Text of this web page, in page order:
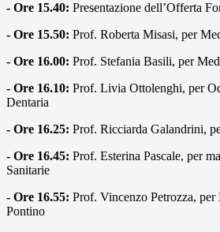
- Ore 15.40: Presentazione dell’Offerta
- Ore 15.50: Prof. Roberta Misasi, per
- Ore 16.00: Prof. Stefania Basili, per
- Ore 16.10: Prof. Livia Ottolenghi, per
Dentaria
- Ore 16.25: Prof. Ricciarda Galandrini,
- Ore 16.45: Prof. Esterina Pascale, per
Sanitarie
- Ore 16.55: Prof. Vincenzo Petrozza,
Pontino